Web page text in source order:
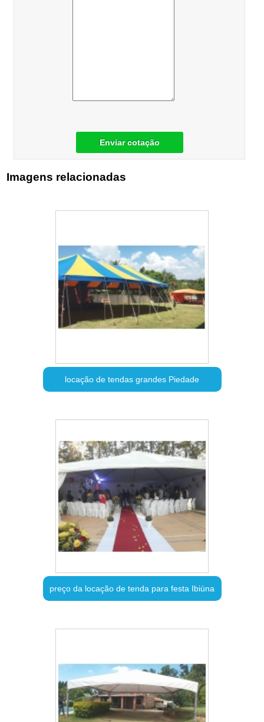
Enviar cotação
Imagens relacionadas
locação de tendas grandes Piedade
preço da locação de tenda para festa Ibiúna